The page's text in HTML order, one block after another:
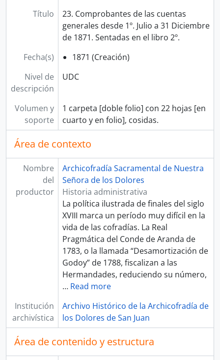
Título
23. Comprobantes de las cuentas
generales desde 1º. Julio a 31 Diciembre
de 1871. Sentadas en el libro 2º.
Fecha(s)
1871 (Creación)
Nivel de
descripción
UDC
Volumen y
soporte
1 carpeta [doble folio] con 22 hojas [en
cuarto y en folio], cosidas.
Área de contexto
Nombre
del
productor
Archicofradía Sacramental de Nuestra
Señora de los Dolores
Historia administrativa
La política ilustrada de finales del siglo
XVIII marca un período muy difícil en la
vida de las cofradías. La Real
Pragmática del Conde de Aranda de
1783, o la llamada “Desamortización de
Godoy” de 1788, fiscalizan a las
Hermandades, reduciendo su número,
… Read more
Institución
archivística
Archivo Histórico de la Archicofradía de
los Dolores de San Juan
Área de contenido y estructura